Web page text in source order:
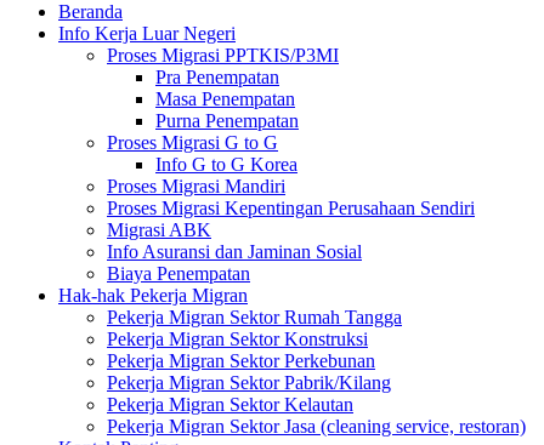
Beranda
Info Kerja Luar Negeri
Proses Migrasi PPTKIS/P3MI
Pra Penempatan
Masa Penempatan
Purna Penempatan
Proses Migrasi G to G
Info G to G Korea
Proses Migrasi Mandiri
Proses Migrasi Kepentingan Perusahaan Sendiri
Migrasi ABK
Info Asuransi dan Jaminan Sosial
Biaya Penempatan
Hak-hak Pekerja Migran
Pekerja Migran Sektor Rumah Tangga
Pekerja Migran Sektor Konstruksi
Pekerja Migran Sektor Perkebunan
Pekerja Migran Sektor Pabrik/Kilang
Pekerja Migran Sektor Kelautan
Pekerja Migran Sektor Jasa (cleaning service, restoran)